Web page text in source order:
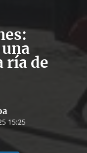
ría de
15:25